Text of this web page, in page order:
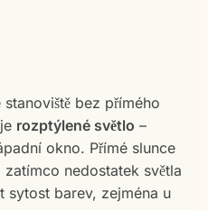
bez přímého
rozptýlené světlo –
okno. Přímé slunce
nedostatek světla
sytost barev, zejména u